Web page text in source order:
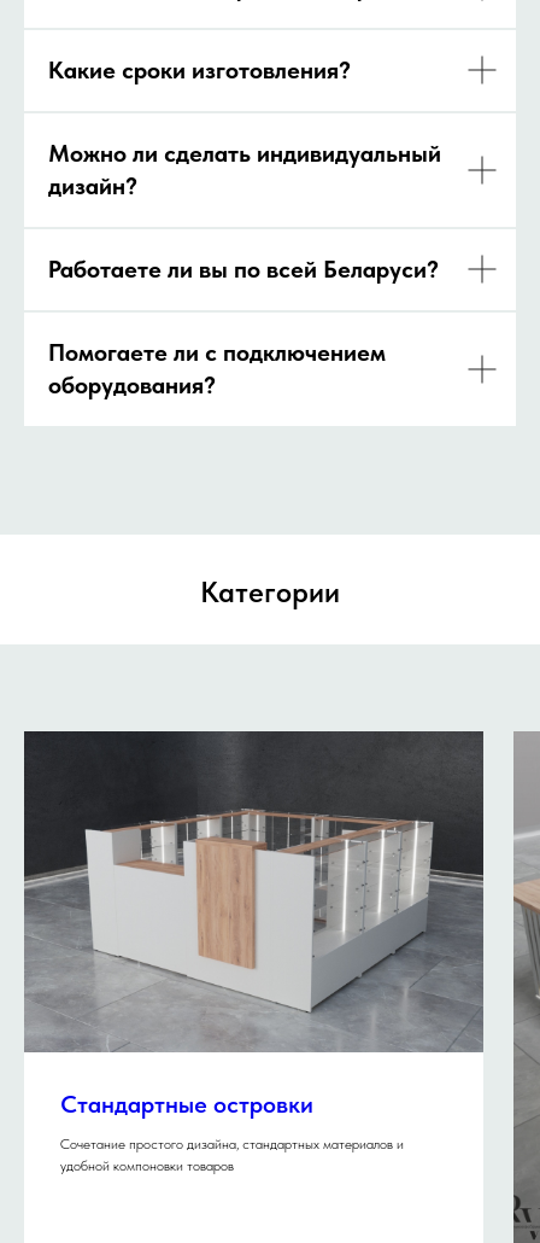
Какие сроки изготовления?
Можно ли сделать индивидуальный
дизайн?
Работаете ли вы по всей Беларуси?
Помогаете ли с подключением
оборудования?
Категории
Стандартные островки
Сочетание простого дизайна, стандартных материалов и
удобной компоновки товаров